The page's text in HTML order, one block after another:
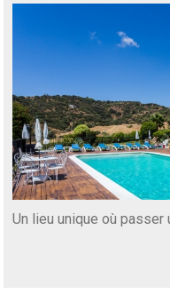
Un lieu unique où passer